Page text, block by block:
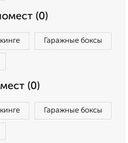
(0)
Гаражные боксы
(0)
Гаражные боксы